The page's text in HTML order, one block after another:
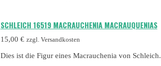
SCHLEICH 16519 MACRAUCHENIA MACRAUQUENIAS
15,00 € zzgl. Versandkosten
Dies ist die Figur eines Macrauchenia von